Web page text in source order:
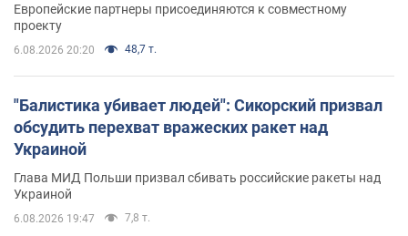
Европейские партнеры присоединяются к совместному
проекту
6.08.2026 20:20 48,7 т.
"Балистика убивает людей": Сикорский призвал
обсудить перехват вражеских ракет над
Украиной
Глава МИД Польши призвал сбивать российские ракеты над
Украиной
6.08.2026 19:47 7,8 т.